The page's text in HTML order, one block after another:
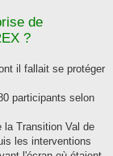
de
?
il fallait se protéger
participants selon
la Transition Val de
les interventions